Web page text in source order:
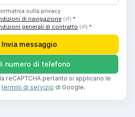
sulla privacy
di navigazione (v1) *
generali di contratto (v1) *
Invia messaggio
numero di telefono
reCAPTCHA pertanto si applicano le
termini di servizio di Google.